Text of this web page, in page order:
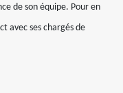
de son équipe. Pour en
avec ses chargés de